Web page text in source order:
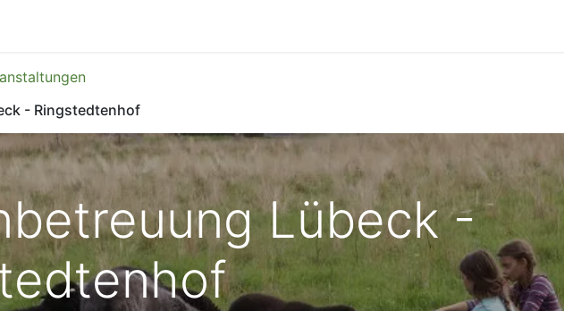
- Ringstedtenhof
Lübeck -